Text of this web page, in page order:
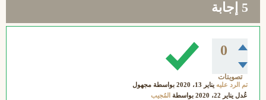
5 إجابة
0
تصويتات
تم الرد عليه يناير 13، 2020 بواسطة مجهول
عُدل يناير 22، 2020 بواسطة المُجيب